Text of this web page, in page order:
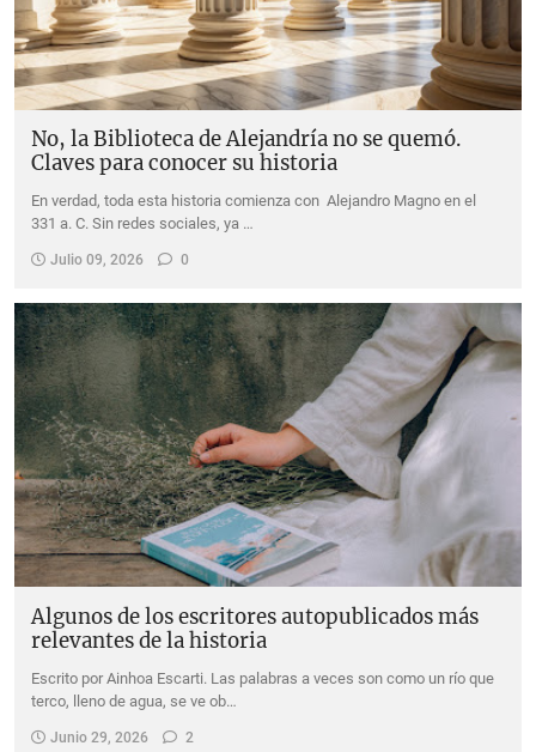
No, la Biblioteca de Alejandría no se quemó.
Claves para conocer su historia
En verdad, toda esta historia comienza con Alejandro Magno en el
331 a. C. Sin redes sociales, ya …
Julio 09, 2026 0
Algunos de los escritores autopublicados más
relevantes de la historia
Escrito por Ainhoa Escarti. Las palabras a veces son como un río que
terco, lleno de agua, se ve ob…
Junio 29, 2026 2